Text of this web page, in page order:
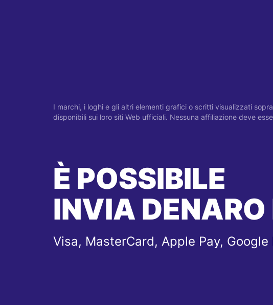
I marchi, i loghi e gli altri elementi grafici o scritti visualizzati
disponibili sui loro siti Web ufficiali. Nessuna affiliazione deve
È POSSIBILE
INVIA DENARO
Visa, MasterCard, Apple Pay, Google